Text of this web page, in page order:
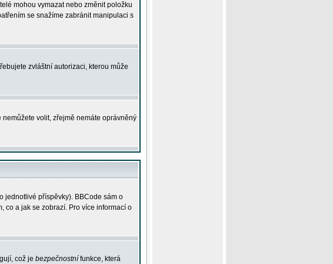
mohou vymazat nebo změnit položku
se snažíme zabránit manipulaci s
zvláštní autorizaci, kterou může
volit, zřejmě nemáte oprávněný
jednotlivé příspěvky). BBCode sám o
co a jak se zobrazí. Pro více informací o
což je bezpečnostní funkce, která